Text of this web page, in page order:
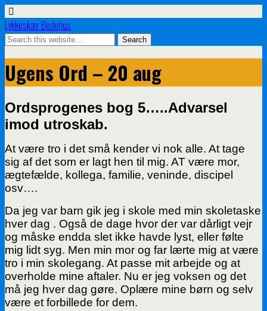
Lykkeskær Bedehus
Ugens Ord – 20 aug
Ordsprogenes bog 5…..Advarsel
imod utroskab.
At være tro i det små kender vi nok alle. At tage
sig af det som er lagt hen til mig. AT være mor,
ægtefælde, kollega, familie, veninde, discipel
osv….
Da jeg var barn gik jeg i skole med min skoletaske
hver dag . Også de dage hvor der var dårligt vejr
og måske endda slet ikke havde lyst, eller følte
mig lidt syg. Men min mor og far lærte mig at være
tro i min skolegang. At passe mit arbejde og at
overholde mine aftaler. Nu er jeg voksen og det
må jeg hver dag gøre. Oplære mine børn og selv
være et forbillede for dem.